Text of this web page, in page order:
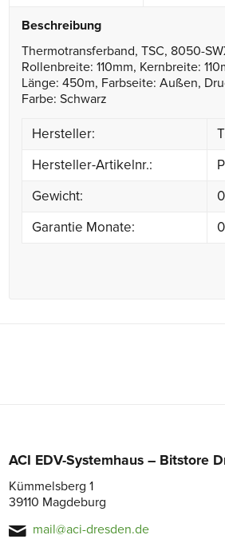
Beschreibung
Thermotransferband, TSC, 8050-
Rollenbreite: 110mm, Kernbreite:
Länge: 450m, Farbseite: Außen,
Farbe: Schwarz
Hersteller:
Hersteller-Artikelnr.:
Gewicht:
Garantie Monate:
0
ACI EDV-Systemhaus – Bitstore
Kümmelsberg 1
39110 Magdeburg
mail@aci-dresden.de